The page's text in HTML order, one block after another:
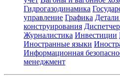
Гидрогазодинамика
управление Графика
конструирования
Журналистика Инвестиции
Иностранные языки
Информационная
менеджмент